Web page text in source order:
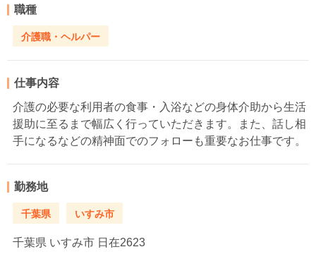
職種
介護職・ヘルパー
仕事内容
介護の必要な利用者の食事・入浴などの身体介助から生活
援助に至るまで幅広く行っていただきます。また、話し相
手になるなどの精神面でのフォローも重要なお仕事です。
勤務地
千葉県 いすみ市
千葉県 いすみ市 日在2623